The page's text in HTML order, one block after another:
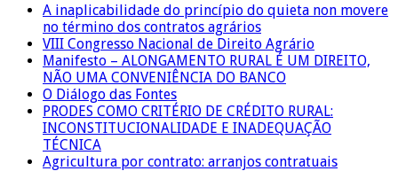
A inaplicabilidade do princípio do quieta non movere
no término dos contratos agrários
VIII Congresso Nacional de Direito Agrário
Manifesto – ALONGAMENTO RURAL É UM DIREITO,
NÃO UMA CONVENIÊNCIA DO BANCO
O Diálogo das Fontes
PRODES COMO CRITÉRIO DE CRÉDITO RURAL:
INCONSTITUCIONALIDADE E INADEQUAÇÃO
TÉCNICA
Agricultura por contrato: arranjos contratuais